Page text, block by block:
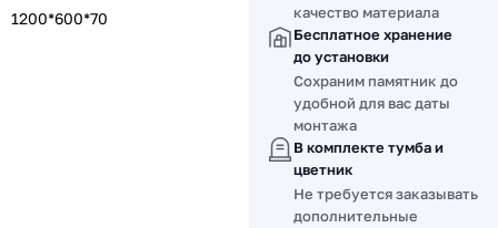
1200*600*70
качество материала
Бесплатное хранение
до установки
Сохраним памятник до
удобной для вас даты
монтажа
В комплекте тумба и
цветник
Не требуется заказывать
дополнительные